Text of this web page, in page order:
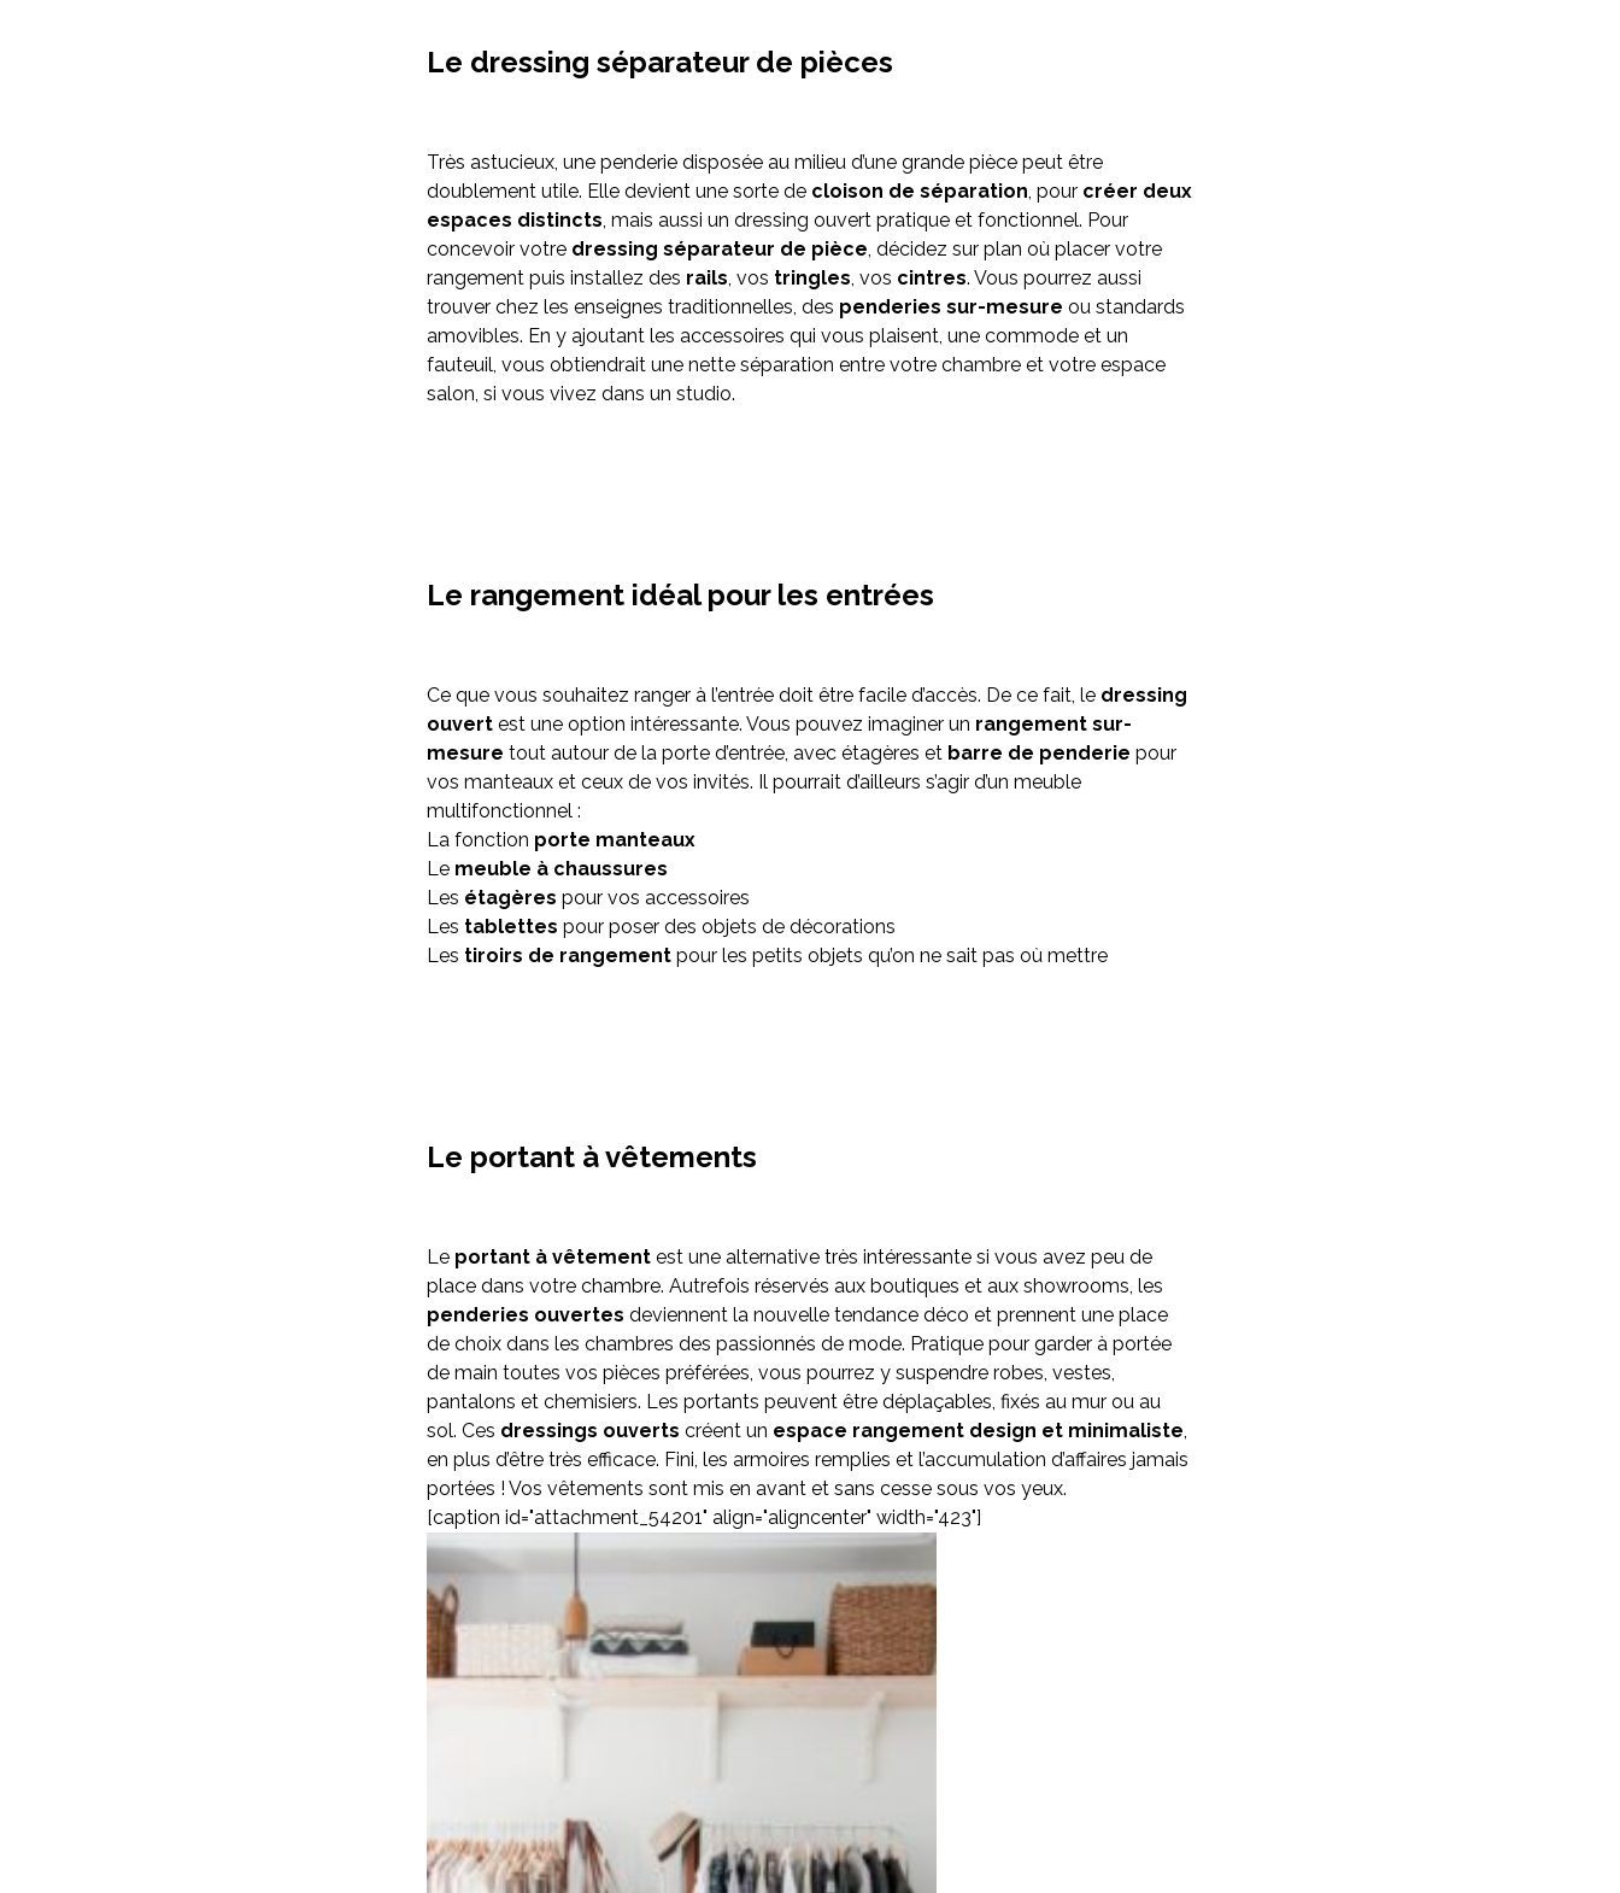
Le dressing séparateur de pièces
Très astucieux, une penderie disposée au milieu d’une grande pièce peut être
doublement utile. Elle devient une sorte de cloison de séparation, pour créer deux
espaces distincts, mais aussi un dressing ouvert pratique et fonctionnel. Pour
concevoir votre dressing séparateur de pièce, décidez sur plan où placer votre
rangement puis installez des rails, vos tringles, vos cintres. Vous pourrez aussi
trouver chez les enseignes traditionnelles, des penderies sur-mesure ou standards
amovibles. En y ajoutant les accessoires qui vous plaisent, une commode et un
fauteuil, vous obtiendrait une nette séparation entre votre chambre et votre espace
salon, si vous vivez dans un studio.
Le rangement idéal pour les entrées
Ce que vous souhaitez ranger à l’entrée doit être facile d’accès. De ce fait, le dressing
ouvert est une option intéressante. Vous pouvez imaginer un rangement sur-
mesure tout autour de la porte d’entrée, avec étagères et barre de penderie pour
vos manteaux et ceux de vos invités. Il pourrait d’ailleurs s’agir d’un meuble
multifonctionnel :
La fonction porte manteaux
Le meuble à chaussures
Les étagères pour vos accessoires
Les tablettes pour poser des objets de décorations
Les tiroirs de rangement pour les petits objets qu’on ne sait pas où mettre
Le portant à vêtements
Le portant à vêtement est une alternative très intéressante si vous avez peu de
place dans votre chambre. Autrefois réservés aux boutiques et aux showrooms, les
penderies ouvertes deviennent la nouvelle tendance déco et prennent une place
de choix dans les chambres des passionnés de mode. Pratique pour garder à portée
de main toutes vos pièces préférées, vous pourrez y suspendre robes, vestes,
pantalons et chemisiers. Les portants peuvent être déplaçables, fixés au mur ou au
sol. Ces dressings ouverts créent un espace rangement design et minimaliste,
en plus d’être très efficace. Fini, les armoires remplies et l’accumulation d’affaires jamais
portées ! Vos vêtements sont mis en avant et sans cesse sous vos yeux.
[caption id="attachment_54201" align="aligncenter" width="423"]